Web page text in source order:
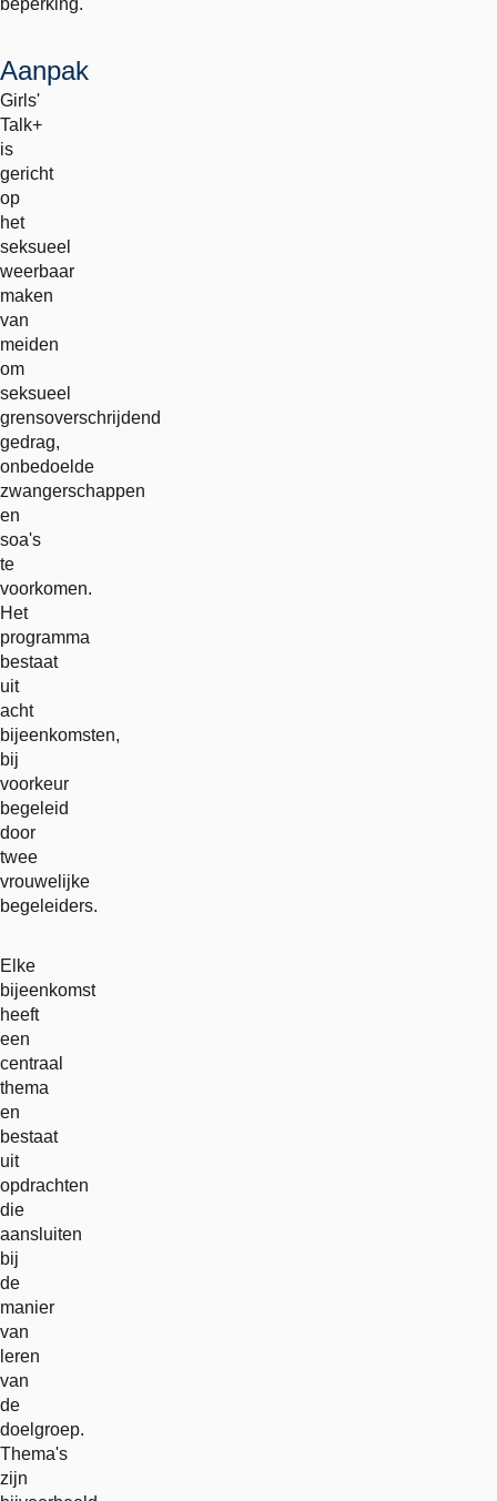
beperking.
Aanpak
Girls'
Talk+
is
gericht
op
het
seksueel
weerbaar
maken
van
meiden
om
seksueel
grensoverschrijdend
gedrag,
onbedoelde
zwangerschappen
en
soa's
te
voorkomen.
Het
programma
bestaat
uit
acht
bijeenkomsten,
bij
voorkeur
begeleid
door
twee
vrouwelijke
begeleiders.
Elke
bijeenkomst
heeft
een
centraal
thema
en
bestaat
uit
opdrachten
die
aansluiten
bij
de
manier
van
leren
van
de
doelgroep.
Thema's
zijn